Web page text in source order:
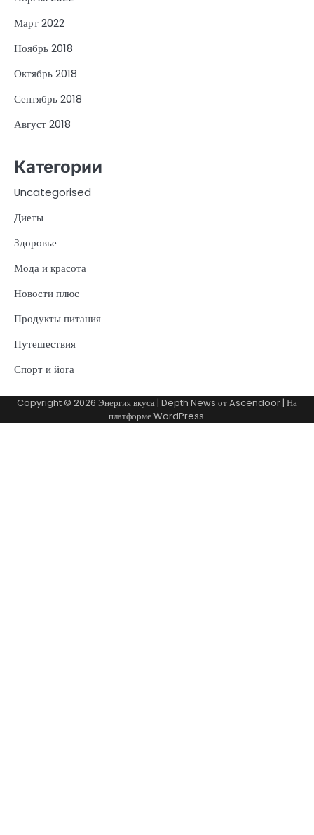
Март 2022
Ноябрь 2018
Октябрь 2018
Сентябрь 2018
Август 2018
Категории
Uncategorised
Диеты
Здоровье
Мода и красота
Новости плюс
Продукты питания
Путешествия
Спорт и йога
Copyright © 2026 Энергия вкуса | Depth News отAscendoor | На
платформеWordPress.